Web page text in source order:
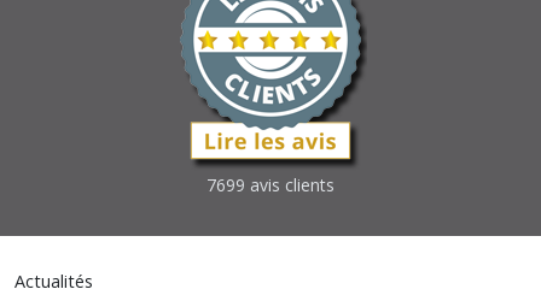
7699 avis clients
Actualités